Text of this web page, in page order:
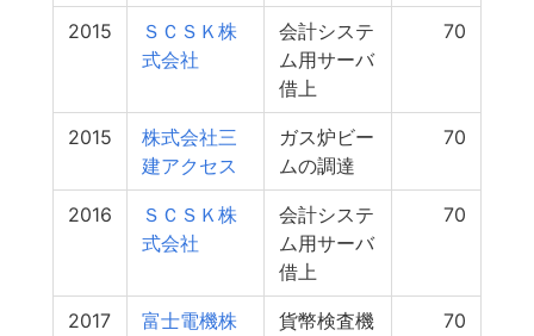
2015
ＳＣＳＫ株
式会社
会計システ
ム用サーバ
借上
70
2015
株式会社三
建アクセス
ガス炉ビー
ムの調達
70
2016
ＳＣＳＫ株
式会社
会計システ
ム用サーバ
借上
70
2017
富士電機株
貨幣検査機
70